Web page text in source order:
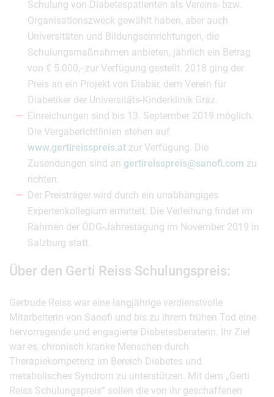
Schulung von Diabetespatienten als Vereins- bzw.
Organisationszweck gewählt haben, aber auch
Universitäten und Bildungseinrichtungen, die
Schulungsmaßnahmen anbieten, jährlich ein Betrag
von € 5.000,- zur Verfügung gestellt. 2018 ging der
Preis an ein Projekt von Diabär, dem Verein für
Diabetiker der Universitäts-Kinderklinik Graz.
Einreichungen sind bis 13. September 2019 möglich.
Die Vergaberichtlinien stehen auf
www.gertireisspreis.at zur Verfügung. Die
Zusendungen sind an gertireisspreis@sanofi.com zu
richten.
Der Preisträger wird durch ein unabhängiges
Expertenkollegium ermittelt. Die Verleihung findet im
Rahmen der ÖDG-Jahrestagung im November 2019 in
Salzburg statt.
Über den Gerti Reiss Schulungspreis:
Gertrude Reiss war eine langjährige verdienstvolle
Mitarbeiterin von Sanofi und bis zu ihrem frühen Tod eine
hervorragende und engagierte Diabetesberaterin. Ihr Ziel
war es, chronisch kranke Menschen durch
Therapiekompetenz im Bereich Diabetes und
metabolisches Syndrom zu unterstützen. Mit dem „Gerti
Reiss Schulungspreis“ sollen die von ihr geschaffenen